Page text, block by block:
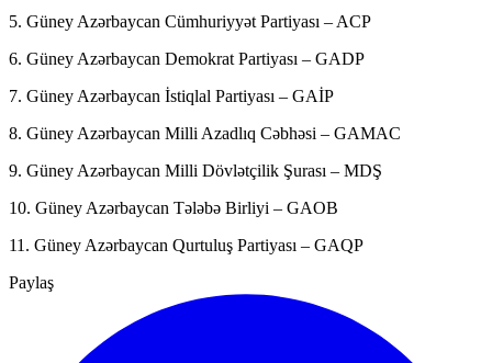
5. Güney Azərbaycan Cümhuriyyət Partiyası – ACP
6. Güney Azərbaycan Demokrat Partiyası – GADP
7. Güney Azərbaycan İstiqlal Partiyası – GAİP
8. Güney Azərbaycan Milli Azadlıq Cəbhəsi – GAMAC
9. Güney Azərbaycan Milli Dövlətçilik Şurası – MDŞ
10. Güney Azərbaycan Tələbə Birliyi – GAOB
11. Güney Azərbaycan Qurtuluş Partiyası – GAQP
Paylaş